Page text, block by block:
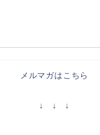
メルマガはこちら
↓ ↓ ↓